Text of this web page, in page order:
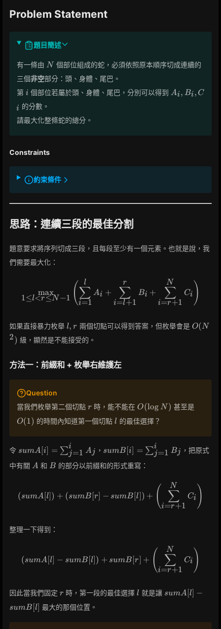
Problem Statement
題目簡述
有一條由 N
N 個部位組成的蛇，必須依照原本順序切成連續的
三個非空部分：頭、身體、尾巴。
第 i
i 個部位若屬於頭、身體、尾巴，分別可以得到 A_i,
Ai, Bi, C
i 的分數。
請最大化整條蛇的總分。
Constraints
約束條件
思路：連續三段的最佳分割
題意要求將序列切成三段，且每段至少有一個元素。也就是說，我
們需要最大化：
\max_{1 \le l < r \le N-1}
1≤l<r≤N −1
max ( i=1
∑
l
Ai +
i=l+1
∑
r
Bi +
i=r+1
∑
N
Ci )
如果直接暴力枚舉 l,
r
l, r 兩個切點可以得到答案，但枚舉會是 O(N^2)
O(N
2) 級，顯然是不能接受的。
方法一：前綴和 + 枚舉右維護左
Question
當我們枚舉第二個切點 r
r 時，能不能在O(\log
O(log N ) 甚至是O(1)
O(1) 的時間內知道第一個切點l
l 的最佳選擇？
令 sumA[i] =
\sum_{j=1}^{i}
A_j
sumA[i] = ∑j=1
i
Aj ， sumB[i] =
\sum_{j=1}^{i}
B_j
sumB [i] = ∑j=1
i
Bj ，把原式
中有關 A
A 和 B
B 的部分以前綴和的形式重寫：
\left( sumA[l] \right) +
(sumA[ l ) + (sumB r] − sumB [l ) + ( i=r+1
∑
N
Ci )
整理一下得到：
\left( sumA[l] - sumB[l]
(sumA[l] − sumB [l]) + sumB [r] + ( i=r+1
∑
N
Ci )
因此當我們固定 r
r 時，第一段的最佳選擇l
l 就是讓 sumA[l]
sumA[ l −
sumB [l] 最大的那個位置。